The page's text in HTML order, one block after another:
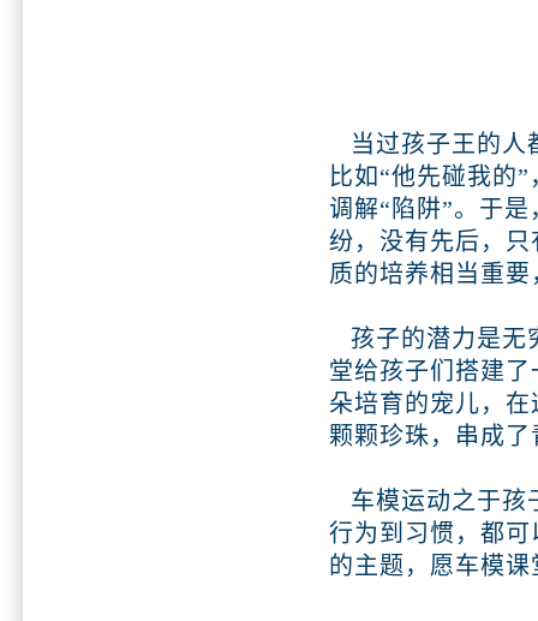
当过孩子王的人
比如“他先碰我的
调解“陷阱”。于
纷，没有先后，
质的培养相当重
孩子的潜力是无
堂给孩子们搭建
朵培育的宠儿，
颗颗珍珠，串成
车模运动之于孩
行为到习惯，都
的主题，愿车模